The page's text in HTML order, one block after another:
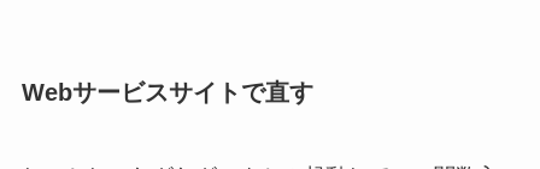
Webサービスサイトで直す